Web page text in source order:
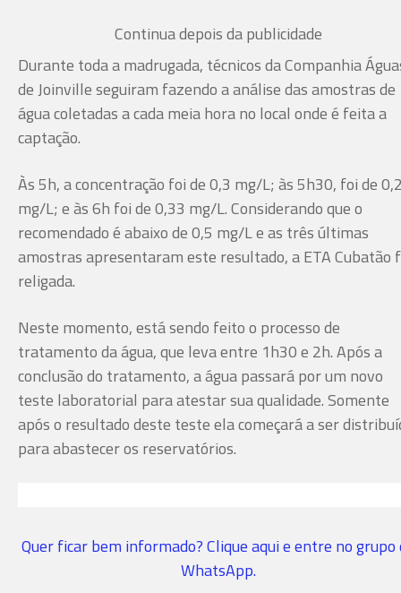
Continua depois da publicidade
Durante toda a madrugada, técnicos da Companhia
de Joinville seguiram fazendo a análise das amostras de
água coletadas a cada meia hora no local onde é feita a
captação.
Às 5h, a concentração foi de 0,3 mg/L; às 5h30, foi de
mg/L; e às 6h foi de 0,33 mg/L. Considerando que o
recomendado é abaixo de 0,5 mg/L e as três últimas
amostras apresentaram este resultado, a ETA Cubatão
religada.
Neste momento, está sendo feito o processo de
tratamento da água, que leva entre 1h30 e 2h. Após a
conclusão do tratamento, a água passará por um novo
teste laboratorial para atestar sua qualidade. Somente
após o resultado deste teste ela começará a ser
para abastecer os reservatórios.
Quer ficar bem informado? Clique aqui e entre no grupo
WhatsApp.